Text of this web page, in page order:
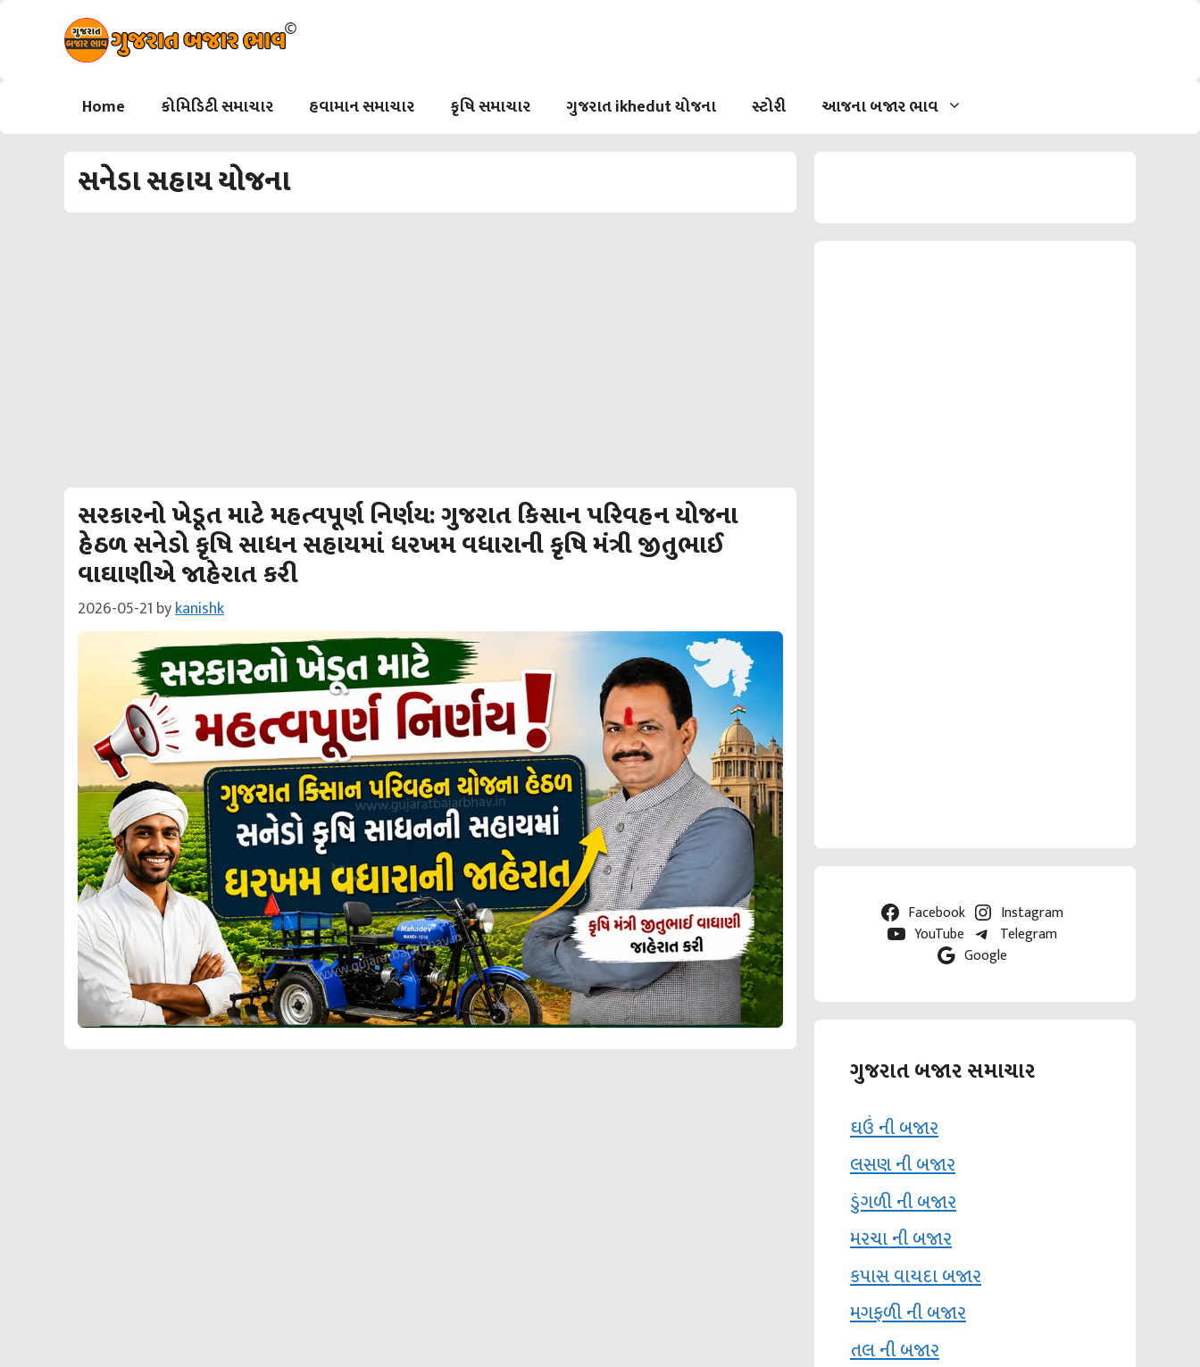
Skip
Home કોમિડિટી સમાચાર હવામાન સમાચાર કૃષિ સમાચાર ગુજરાત ikhedut યોજના સ્ટોરી આજના બજાર ભાવ
સનેડા સહાય યોજના
સરકારનો ખેડૂત માટે મહત્વપૂર્ણ નિર્ણય: ગુજરાત કિસાન પરિવહન યોજના
હેઠળ સનેડો કૃષિ સાધન સહાયમાં ધરખમ વધારાની કૃષિ મંત્રી જીતુભાઈ
વાઘાણીએ જાહેરાત કરી
2026-05-21 bykanishk
Facebook
Instagram
YouTube
Telegram
Google
ગુજરાત બજાર સમાચાર
ઘઉં ની બજાર
લસણ ની બજાર
ડુંગળી ની બજાર
મરચા ની બજાર
કપાસ વાયદા બજાર
મગફળી ની બજાર
તલ ની બજાર